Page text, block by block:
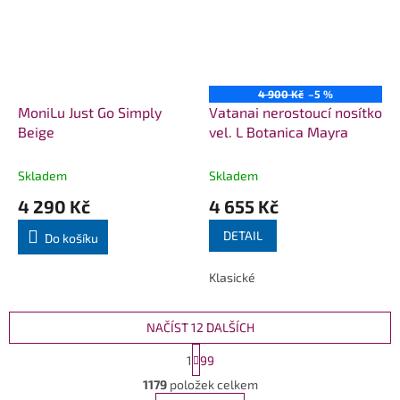
MoniLu Just Go Simply
Beige
Skladem
4 290 Kč
Do košíku
4 900 Kč –5 %
Vatanai nerostoucí nosítko
vel. L Botanica Mayra
Skladem
4 655 Kč
DETAIL
Klasické
O
v
NAČÍST 12 DALŠÍCH
S
t
r
á
1
99
1179položek celkem